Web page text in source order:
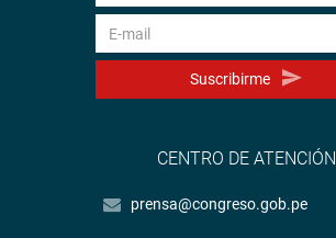
Suscribirme
CENTRO DE ATENCIÓN
prensa@congreso.gob.pe